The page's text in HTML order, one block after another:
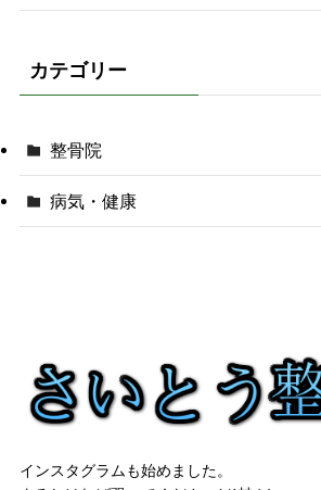
カテゴリー
整骨院
病気・健康
インスタグラムも始めました。